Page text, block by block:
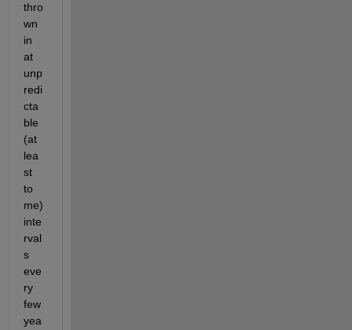
thro
wn
in
at
unp
redi
cta
ble
(at
lea
st
to
me)
inte
rval
s
eve
ry
few
yea